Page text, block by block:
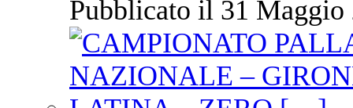
Pubblicato il 31 Maggio